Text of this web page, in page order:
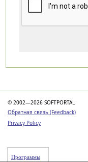
© 2002—2026 SOFTPORTAL
Обратная связь (Feedback)
Privacy Policy
Программы